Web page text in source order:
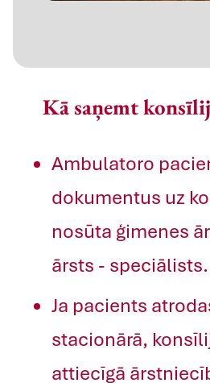
Kā saņemt
Ambulatoro
dokumentus uz
nosūta ģimenes
ārsts - speciālists.
Ja pacients
stacionārā,
attiecīgā